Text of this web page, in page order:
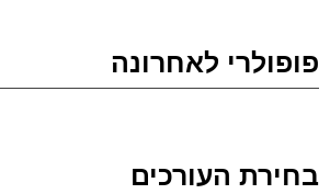
פופולרי לאחרונה
בחירת העורכים